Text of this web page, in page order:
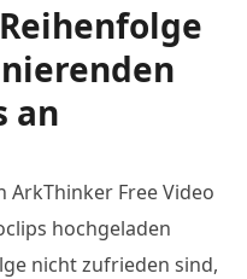
an
ArkThinker Free Video
hochgeladen
nicht zufrieden sind,